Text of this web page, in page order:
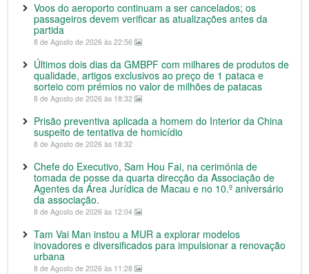
Voos do aeroporto continuam a ser cancelados; os
passageiros devem verificar as atualizações antes da
partida
8 de Agosto de 2026 às 22:56
Últimos dois dias da GMBPF com milhares de produtos de
qualidade, artigos exclusivos ao preço de 1 pataca e
sorteio com prémios no valor de milhões de patacas
8 de Agosto de 2026 às 18:32
Prisão preventiva aplicada a homem do Interior da China
suspeito de tentativa de homicídio
8 de Agosto de 2026 às 18:32
Chefe do Executivo, Sam Hou Fai, na cerimónia de
tomada de posse da quarta direcção da Associação de
Agentes da Área Jurídica de Macau e no 10.º aniversário
da associação.
8 de Agosto de 2026 às 12:04
Tam Vai Man instou a MUR a explorar modelos
inovadores e diversificados para impulsionar a renovação
urbana
8 de Agosto de 2026 às 11:28